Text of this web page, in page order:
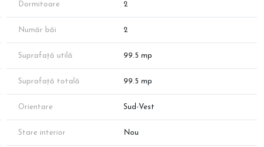
de vânzări. Suprafața exactă va fi conform măsurătorilor
Dormitoare 2
Număr băi 2
Suprafață utilă 99.5 mp
Suprafață totală 99.5 mp
Orientare Sud-Vest
Stare interior Nou